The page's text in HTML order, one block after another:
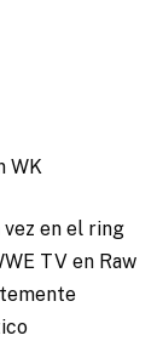
WK
en el ring
TV en Raw